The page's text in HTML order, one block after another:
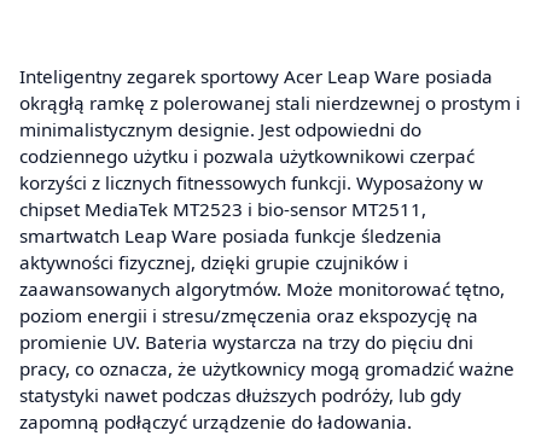
Inteligentny zegarek sportowy Acer Leap Ware posiada
okrągłą ramkę z polerowanej stali nierdzewnej o prostym i
minimalistycznym designie. Jest odpowiedni do
codziennego użytku i pozwala użytkownikowi czerpać
korzyści z licznych fitnessowych funkcji. Wyposażony w
chipset MediaTek MT2523 i bio-sensor MT2511,
smartwatch Leap Ware posiada funkcje śledzenia
aktywności fizycznej, dzięki grupie czujników i
zaawansowanych algorytmów. Może monitorować tętno,
poziom energii i stresu/zmęczenia oraz ekspozycję na
promienie UV. Bateria wystarcza na trzy do pięciu dni
pracy, co oznacza, że użytkownicy mogą gromadzić ważne
statystyki nawet podczas dłuższych podróży, lub gdy
zapomną podłączyć urządzenie do ładowania.